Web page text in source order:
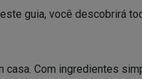
guia, você descobrirá
Com ingredientes